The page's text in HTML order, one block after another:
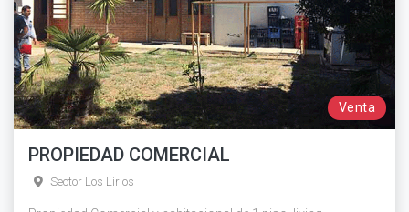
Venta
PROPIEDAD COMERCIAL
Sector Los Lirios